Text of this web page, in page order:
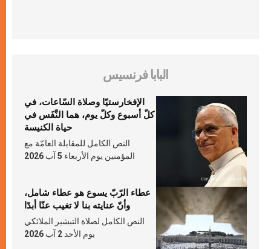
البابا فرنسيس
الإفخارستيّا وصلاة السّاعات، في
كلّ أسبوع وكلّ يوم، هما النَّفَس في
حياة الكنيسة
النص الكامل للمقابلة العامّة مع
المؤمنين يوم الأربعاء 5 آب 2026
عطاء الرّبّ يسوع هو عطاء شامل،
وأنّ عنايته بنا لا تغيب عنّا أبدًا
النص الكامل لصلاة التبشير الملائكي
يوم الأحد 2 آب 2026